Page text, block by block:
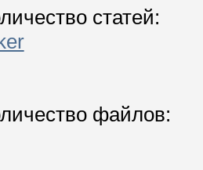
статей:
файлов: